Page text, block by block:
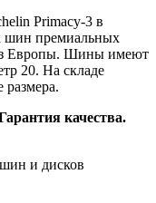
Primaсy-3 в
шин премиальных
Европы. Шины имеют
20. На складе
качества.
и дисков